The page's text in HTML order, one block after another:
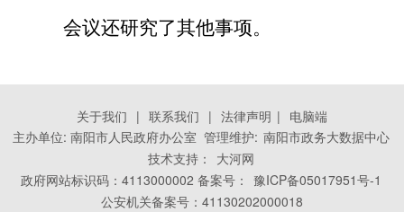
会议还研究了其他事项。
关于我们 | 联系我们 | 法律声明 | 电脑端
主办单位: 南阳市人民政府办公室 管理维护: 南阳市政务大数据中心
技术支持：
大河网
政府网站标识码：4113000002 备案号： 豫ICP备05017951号-1
公安机关备案号：41130202000018